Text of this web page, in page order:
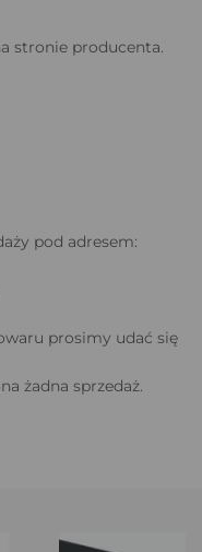
stronie producenta.
pod adresem:
prosimy udać się
żadna sprzedaż.